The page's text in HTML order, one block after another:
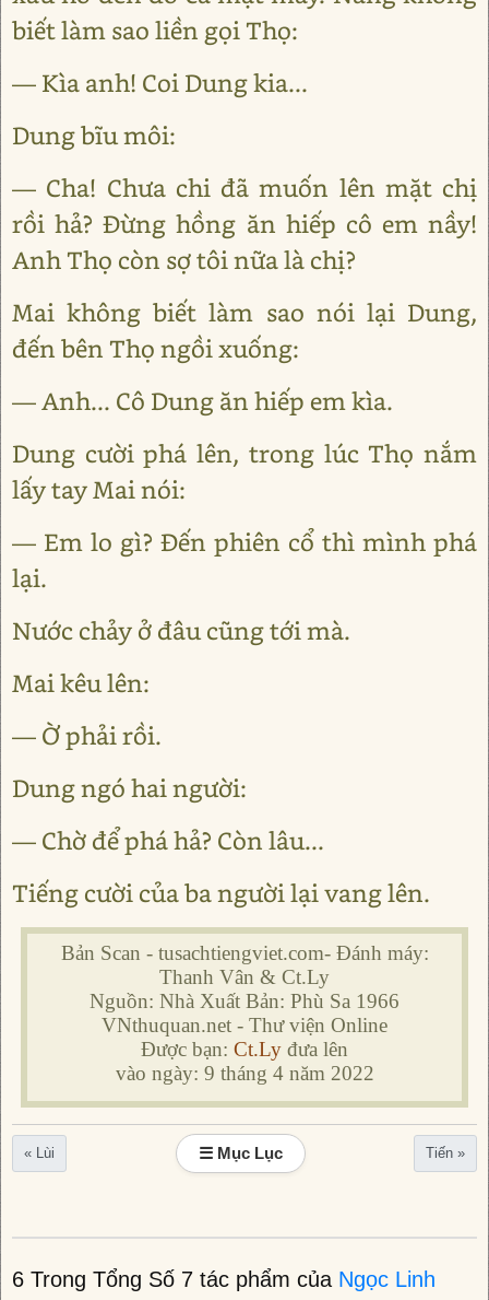
biết làm sao liền gọi Thọ:
— Kìa anh! Coi Dung kia...
Dung bĩu môi:
— Cha! Chưa chi đã muốn lên mặt chị
rồi hả? Đừng hồng ăn hiếp cô em nầy!
Anh Thọ còn sợ tôi nữa là chị?
Mai không biết làm sao nói lại Dung,
đến bên Thọ ngồi xuống:
— Anh... Cô Dung ăn hiếp em kìa.
Dung cười phá lên, trong lúc Thọ nắm
lấy tay Mai nói:
— Em lo gì? Đến phiên cổ thì mình phá
lại.
Nước chảy ở đâu cũng tới mà.
Mai kêu lên:
— Ờ phải rồi.
Dung ngó hai người:
— Chờ để phá hả? Còn lâu...
Tiếng cười của ba người lại vang lên.
Bản Scan - tusachtiengviet.com- Đánh máy:
Thanh Vân & Ct.Ly
Nguồn: Nhà Xuất Bản: Phù Sa 1966
VNthuquan.net - Thư viện Online
Được bạn: Ct.Ly đưa lên
vào ngày: 9 tháng 4 năm 2022
« Lùi ☰ Mục Lục Tiến »
6 Trong Tổng Số 7 tác phẩm của Ngọc Linh